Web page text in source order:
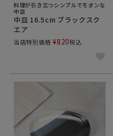
料理が引き立つシンプルでモダンな
中皿
中皿 16.5cm ブラックスク
エア
当店特別価格 ¥820税込